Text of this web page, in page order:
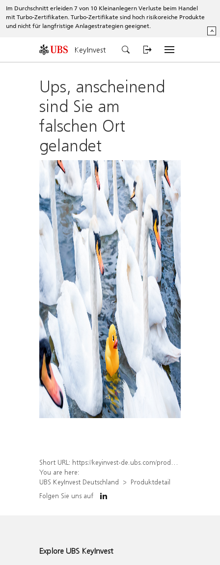
Im Durchschnitt erleiden 7 von 10 Kleinanlegern Verluste beim Handel
mit Turbo-Zertifikaten. Turbo-Zertifikate sind hoch risikoreiche Produkte
und nicht für langfristige Anlagestrategien geeignet.
^
KeyInvest
Ups, anscheinend
sind Sie am
falschen Ort
gelandet
Short URL: https://keyinvest-de.ubs.com/produkt/detail/index/isin/DE000WA8VZ13
You are here:
UBS KeyInvest Deutschland
Produktdetail
Folgen Sie uns auf
Explore UBS KeyInvest